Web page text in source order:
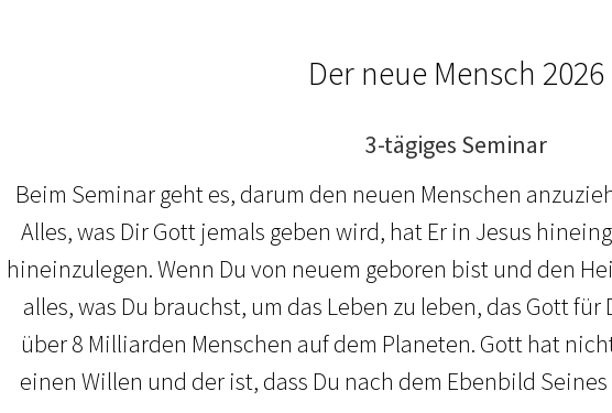
Der neue Mensch 2026
3-tägiges Seminar
Beim Seminar geht es, darum den neuen Menschen
Alles, was Dir Gott jemals geben wird, hat Er in Jesus
hineinzulegen. Wenn Du von neuem geboren bist und den
alles, was Du brauchst, um das Leben zu leben, das Gott
über 8 Milliarden Menschen auf dem Planeten. Gott hat
einen Willen und der ist, dass Du nach dem Ebenbild